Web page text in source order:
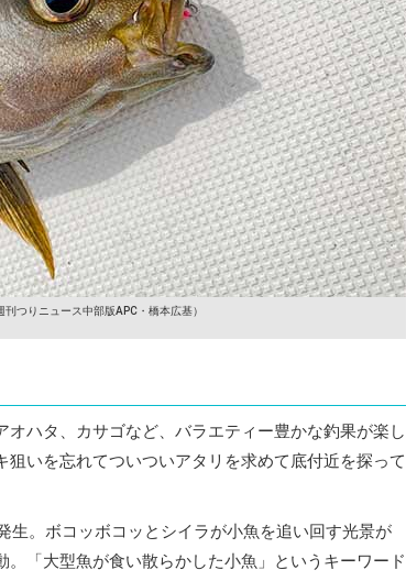
刊つりニュース中部版APC・橋本広基）
ハタ、カサゴなど、バラエティー豊かな釣果が楽し
いを忘れてついついアタリを求めて底付近を探って
。ボコッボコッとシイラが小魚を追い回す光景が
「大型魚が食い散らかした小魚」というキーワード